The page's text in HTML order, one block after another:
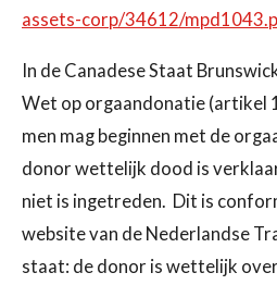
assets-corp/34612/
In de Canadese Staat
Wet op orgaandonatie (artikel
men mag beginnen met de
donor wettelijk dood is
niet is ingetreden. Dit is
website van de Nederlandse
staat: de donor is wettelijk